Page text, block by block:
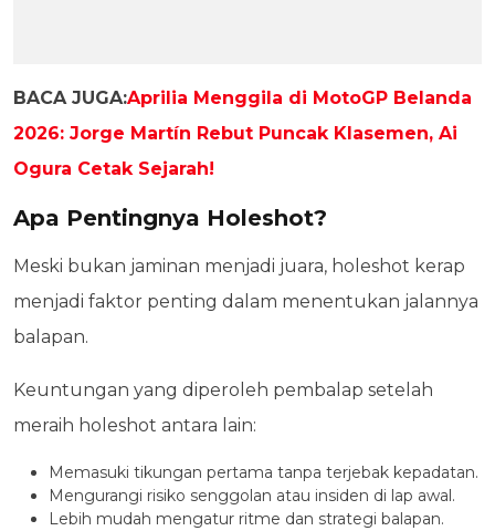
BACA JUGA:Aprilia Menggila di MotoGP Belanda
2026: Jorge Martín Rebut Puncak Klasemen, Ai
Ogura Cetak Sejarah!
Apa Pentingnya Holeshot?
Meski bukan jaminan menjadi juara, holeshot kerap
menjadi faktor penting dalam menentukan jalannya
balapan.
Keuntungan yang diperoleh pembalap setelah
meraih holeshot antara lain:
Memasuki tikungan pertama tanpa terjebak kepadatan.
Mengurangi risiko senggolan atau insiden di lap awal.
Lebih mudah mengatur ritme dan strategi balapan.